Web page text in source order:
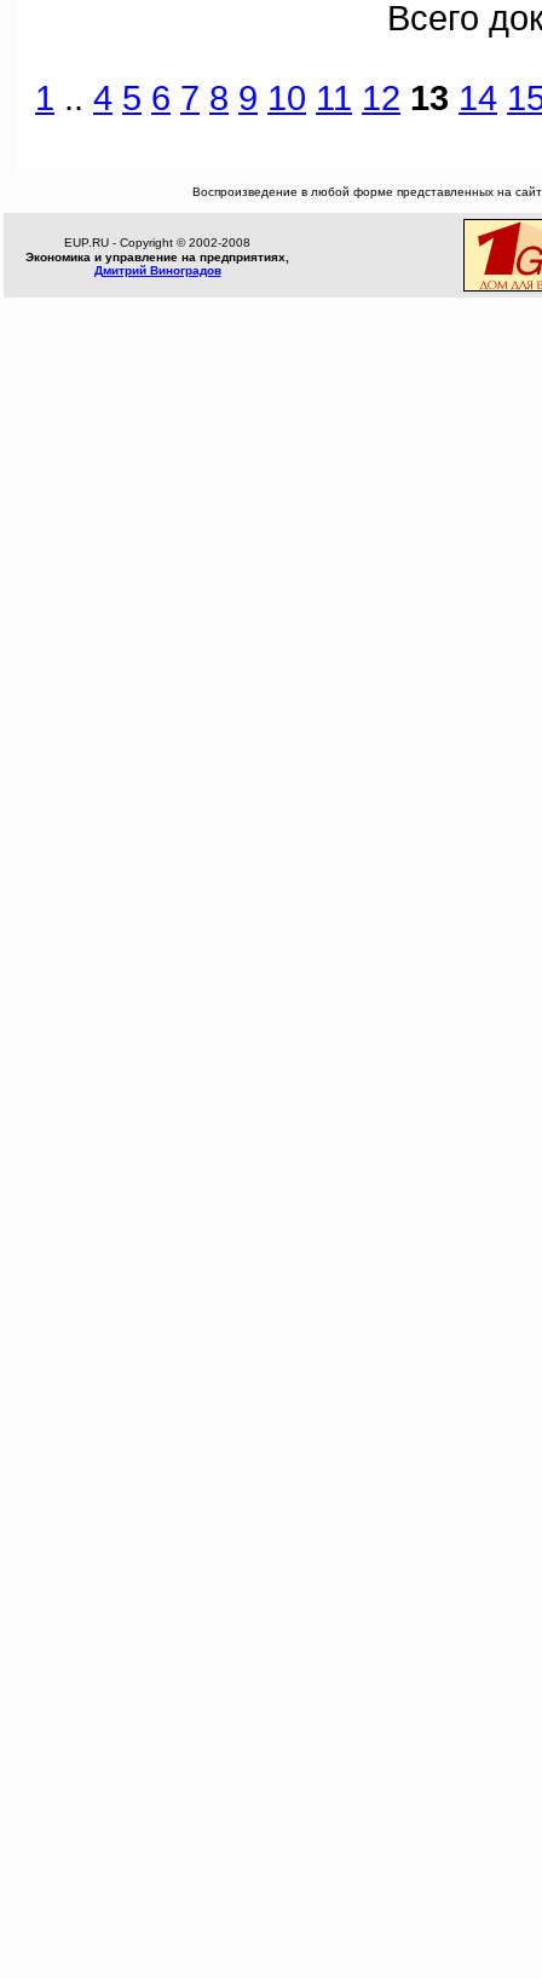
Всего
1 .. 4 5 6 7 8 9 10 11 12 13 14
Воспроизведение в любой форме представленных на
EUP.RU - Copyright © 2002-2008
Экономика и управление на предприятиях,
Дмитрий Виноградов